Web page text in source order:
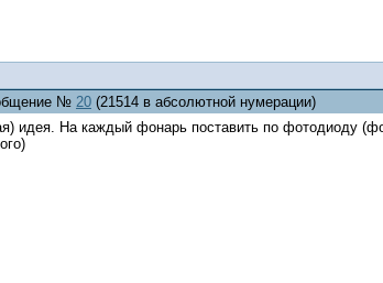
№ 20 (21514 в абсолютной нумерации)
идея. На каждый фонарь поставить по фотодиоду